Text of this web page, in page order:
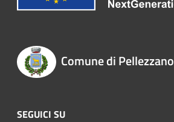
Comune di Pellezzano
SEGUICI SU